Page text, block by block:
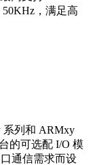
，满足高
系列和 ARMxy
的可选配 I/O 模
通信需求而设